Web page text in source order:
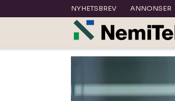
NYHETSBREV ANNONSER